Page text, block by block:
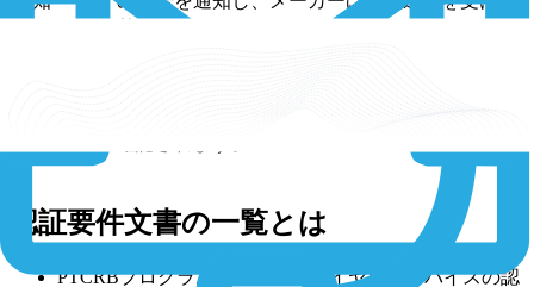
ります。
に登録され、モバイルキャリアや顧客によって
認証要件文書の一覧とは
PTCRBプログラム管理文書：ワイヤレスデバイスの認